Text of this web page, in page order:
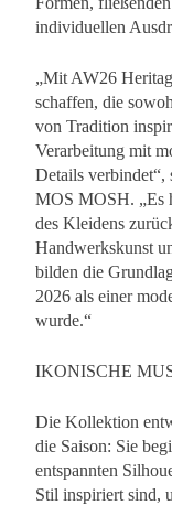
individuellen
„Mit AW26
schaffen, die
von Tradition
Verarbeitung mit
Details
MOS MOSH. „Es
des Kleidens
Handwerkskunst
bilden die
2026 als einer
wurde.“
IKONISCHE
Die Kollektion
die Saison: Sie
entspannten
Stil inspiriert sind,